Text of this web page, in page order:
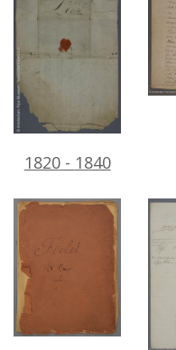
1820- 1840